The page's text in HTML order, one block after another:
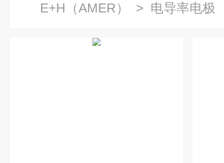
E+H（AMER）
> 电导率电极